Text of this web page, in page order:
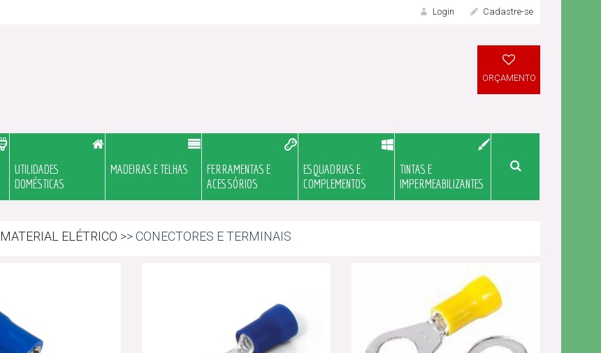
Login
LOGIN
Cadastre-se
ORÇAMENTO
UTILIDADES
DOMÉSTICAS
MADEIRAS E TELHAS
FERRAMENTAS E
ACESSÓRIOS
ESQUADRIAS E
COMPLEMENTOS
TINTAS E
IMPERMEABILIZANTES
MATERIAL ELÉTRICO >> CONECTORES E TERMINAIS